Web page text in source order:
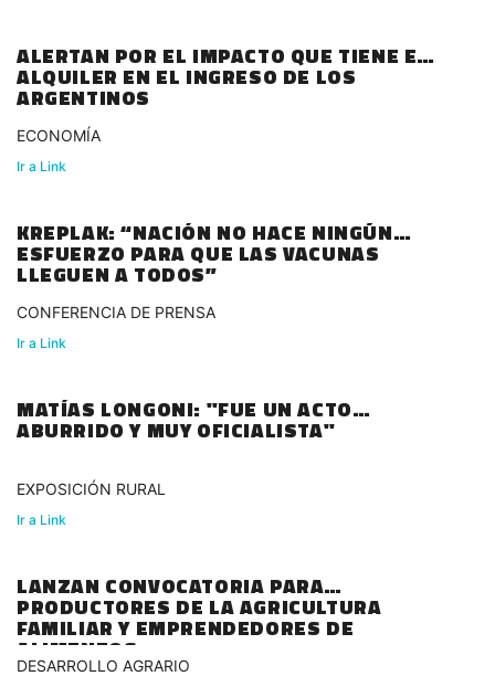
ALERTAN POR EL IMPACTO QUE TIENE EL
ALQUILER EN EL INGRESO DE LOS
ARGENTINOS
ECONOMÍA
Ir a Link
KREPLAK: “NACIÓN NO HACE NINGÚN
ESFUERZO PARA QUE LAS VACUNAS
LLEGUEN A TODOS”
CONFERENCIA DE PRENSA
Ir a Link
MATÍAS LONGONI: "FUE UN ACTO
ABURRIDO Y MUY OFICIALISTA"
EXPOSICIÓN RURAL
Ir a Link
LANZAN CONVOCATORIA PARA
PRODUCTORES DE LA AGRICULTURA
FAMILIAR Y EMPRENDEDORES DE
ALIMENTOS
DESARROLLO AGRARIO